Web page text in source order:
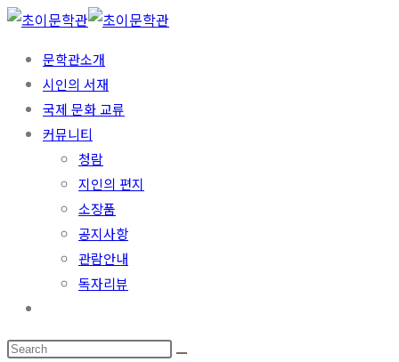
문학관소개
시인의 서재
국제 문화 교류
커뮤니티
청람
지인의 편지
소장품
공지사항
관람안내
독자리뷰